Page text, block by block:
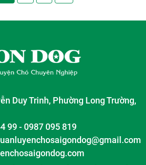
Duy Trinh, Phường Long Trường,
99 - 0987 095 819